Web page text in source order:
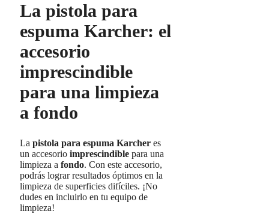
La pistola para
espuma Karcher: el
accesorio
imprescindible
para una limpieza
a fondo
La pistola para espuma Karcher es
un accesorio imprescindible para una
limpieza a fondo. Con este accesorio,
podrás lograr resultados óptimos en la
limpieza de superficies difíciles. ¡No
dudes en incluirlo en tu equipo de
limpieza!